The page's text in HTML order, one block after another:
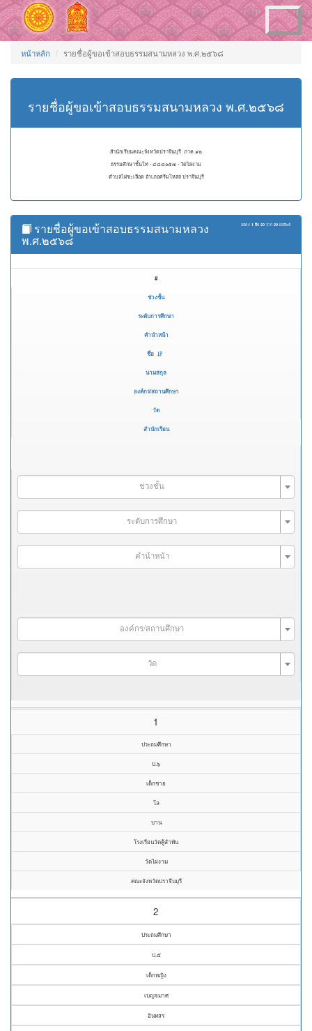
Toggle
navigation
หน้าหลัก รายชื่อผู้ขอเข้าสอบธรรมสนามหลวง พ.ศ.๒๕๖๘
รายชื่อผู้ขอเข้าสอบธรรมสนามหลวง พ.ศ.๒๕๖๘
สำนักเรียนคณะจังหวัดปราจีนบุรี ภาค ๑๒
ธรรมศึกษาชั้นโท - ๔๔๘๐๕๗ - วัดไผ่งาม
ตำบลไผ่ชะเลือด อำเภอศรีมโหสถ ปราจีนบุรี
แสดง 1 ถึง 20 จาก 20 ผลลัพธ์
รายชื่อผู้ขอเข้าสอบธรรมสนามหลวง
พ.ศ.๒๕๖๘
#
ช่วงชั้น
ระดับการศึกษา
คำนำหน้า
ชื่อ
นามสกุล
องค์กร/สถานศึกษา
วัด
สำนักเรียน
ช่วงชั้น
ระดับการศึกษา
คำนำหน้า
องค์กร/สถานศึกษา
วัด
1
ประถมศึกษา
ป.๖
เด็กชาย
โล
บาน
โรงเรียนวัดคู้ลำพัน
วัดไผ่งาม
คณะจังหวัดปราจีนบุรี
2
ประถมศึกษา
ป.๕
เด็กหญิง
เบญจมาศ
อินทสร